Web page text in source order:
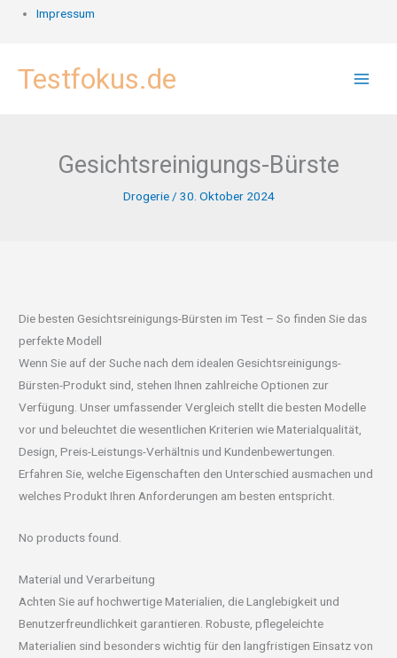
Impressum
InhaltTestfokus.de
Gesichtsreinigungs-Bürste
Drogerie/ 30. Oktober 2024
Die besten Gesichtsreinigungs-Bürsten im Test – So finden Sie das
perfekte Modell
Wenn Sie auf der Suche nach dem idealen Gesichtsreinigungs-
Bürsten-Produkt sind, stehen Ihnen zahlreiche Optionen zur
Verfügung. Unser umfassender Vergleich stellt die besten Modelle
vor und beleuchtet die wesentlichen Kriterien wie Materialqualität,
Design, Preis-Leistungs-Verhältnis und Kundenbewertungen.
Erfahren Sie, welche Eigenschaften den Unterschied ausmachen und
welches Produkt Ihren Anforderungen am besten entspricht.
No products found.
Material und Verarbeitung
Achten Sie auf hochwertige Materialien, die Langlebigkeit und
Benutzerfreundlichkeit garantieren. Robuste, pflegeleichte
Materialien sind besonders wichtig für den langfristigen Einsatz von